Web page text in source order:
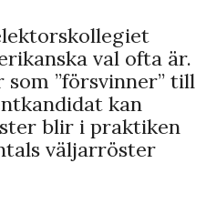
val ofta är.
”försvinner” till
kan
blir i praktiken
väljarröster